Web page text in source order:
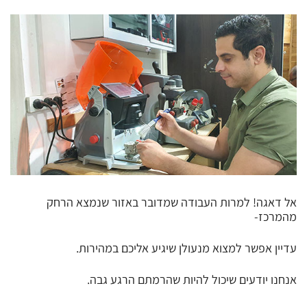
אל דאגה! למרות העבודה שמדובר באזור שנמצא הרחק
מהמרכז-
עדיין אפשר למצוא מנעולן שיגיע אליכם במהירות.
אנחנו יודעים שיכול להיות שהרמתם הרגע גבה.